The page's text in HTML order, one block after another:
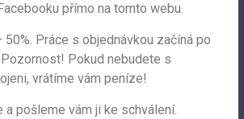
přímo na tomto webu.
50%. Práce s objednávkou začíná po
Pokud nebudete s
vrátíme vám peníze!
pošleme vám ji ke schválení.